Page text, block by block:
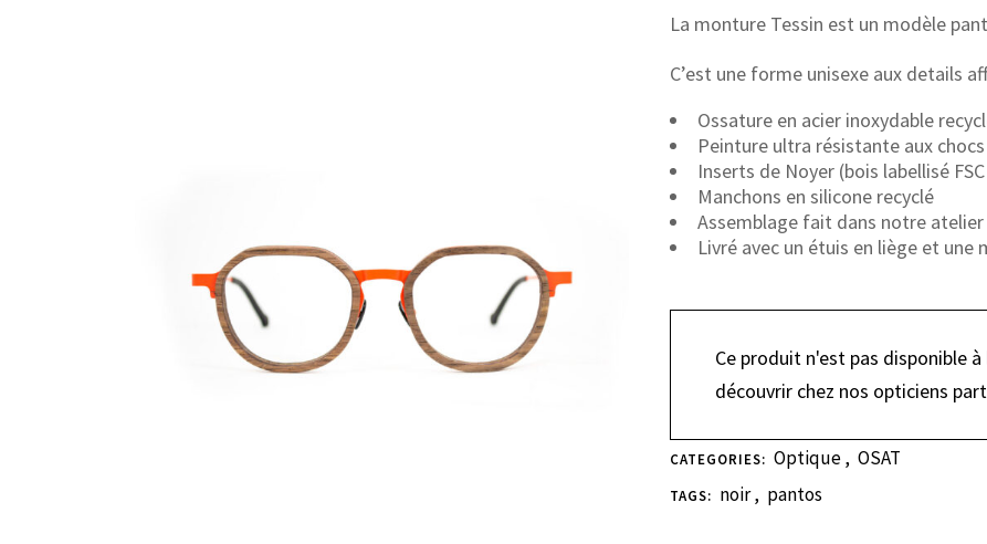
La monture Tessin est un modèle
C’est une forme unisexe aux details
Ossature en acier inoxydable
Peinture ultra résistante aux chocs
Inserts de Noyer (bois labellisé
Manchons en silicone recyclé
Assemblage fait dans notre atelier
Livré avec un étuis en liège et une
Ce produit n'est pas disponible
découvrir chez nos opticiens
CATEGORIES: Optique, OSAT
TAGS: noir, pantos